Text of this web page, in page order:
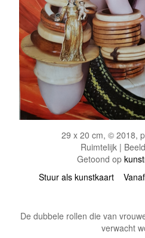
29 x 20 cm, © 2018,
Ruimtelijk |
Getoond op
Stuur als kunstkaart
De dubbele rollen die van
verwacht